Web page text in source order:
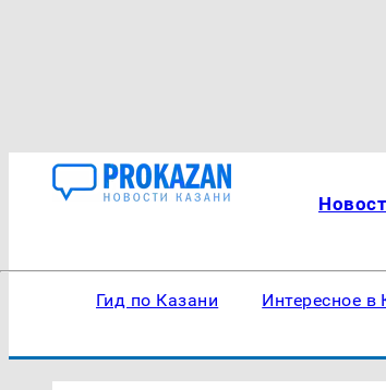
Гид по Казани Интересное в